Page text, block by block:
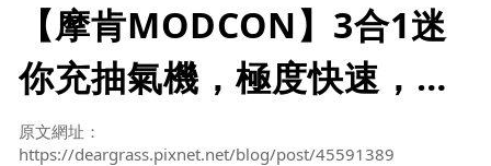
【摩肯MODCON】3合1迷
你充抽氣機，極度快速，是
您衣物收納、露營旅行換季
原文網址：
https://deargrass.pixnet.net/blog/post/45591389